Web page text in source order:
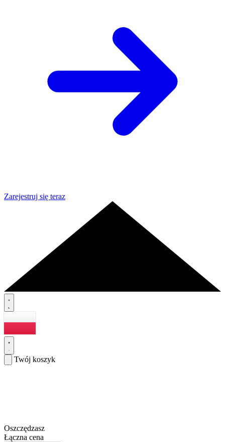
Zarejestruj się teraz
Twój koszyk
Oszczędzasz
Łączna cena